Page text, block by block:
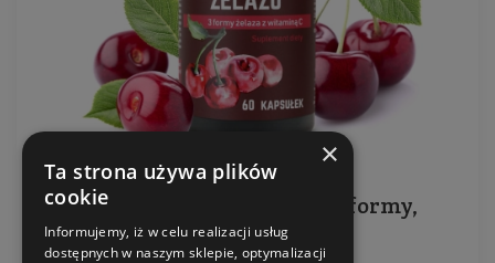
Suplement diety - Żelazo 3 formy,
wiśnia, witamina C
×
Ta strona używa plików
cookie
Informujemy, iż w celu realizacji usług
dostępnych w naszym sklepie, optymalizacji